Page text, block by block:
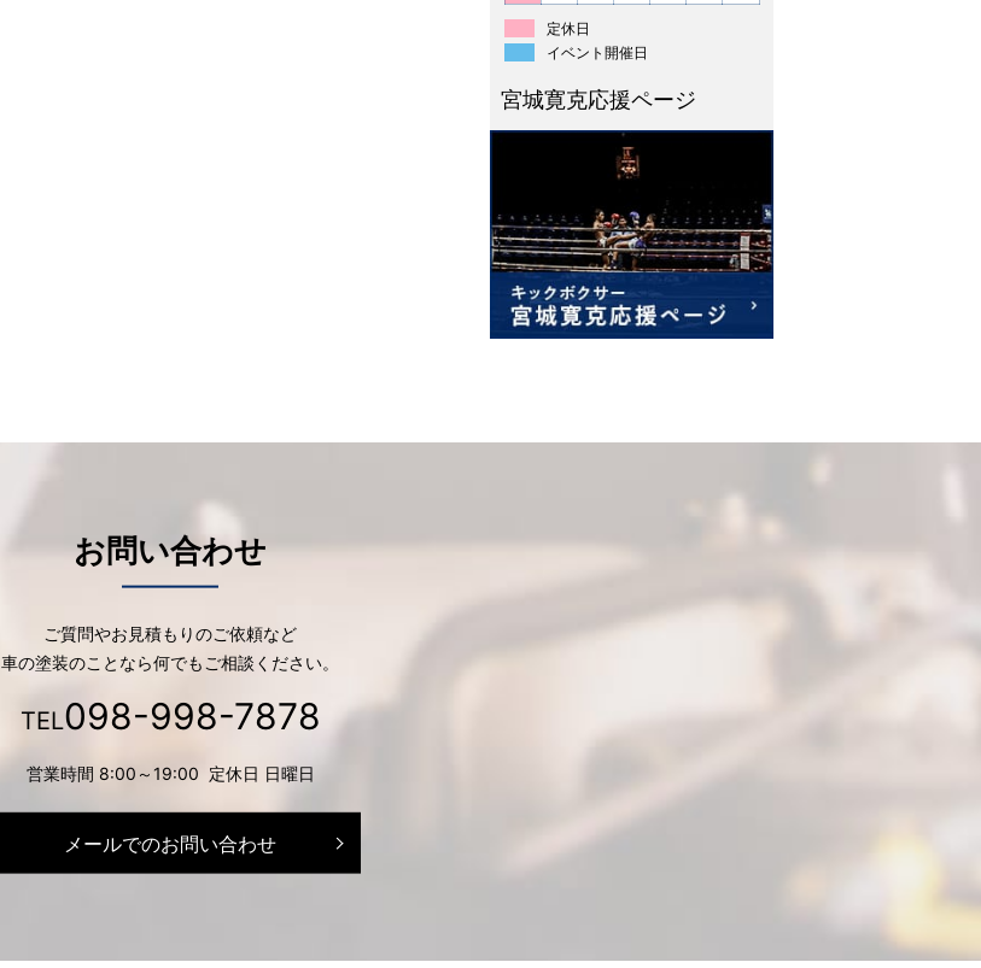
定休日
イベント開催日
お問い合わせ
ご質問やお見積もりのご依頼など
車の塗装のことなら何でもご相談ください。
TEL098-998-7878
営業時間 8:00～19:00 定休日 日曜日
メールでのお問い合わせ